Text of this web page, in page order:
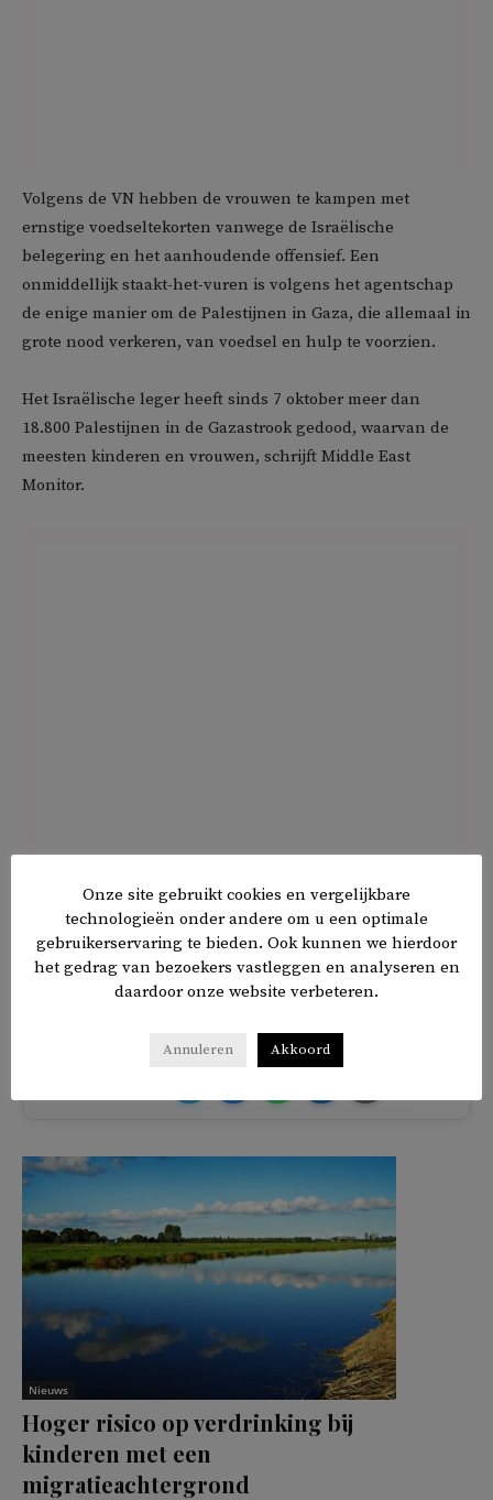
Volgens de VN hebben de vrouwen te kampen met
ernstige voedseltekorten vanwege de Israëlische
belegering en het aanhoudende offensief. Een
onmiddellijk staakt-het-vuren is volgens het agentschap
de enige manier om de Palestijnen in Gaza, die allemaal in
grote nood verkeren, van voedsel en hulp te voorzien.
Het Israëlische leger heeft sinds 7 oktober meer dan
18.800 Palestijnen in de Gazastrook gedood, waarvan de
meesten kinderen en vrouwen, schrijft Middle East
Monitor.
Het bezette Palestijnse gebied wordt al meer dan 16 jaar
belegerd door Israël en is in de greep van een ‘ongekende
humanitaire catastrofe’, aldus Middle East Monitor.
Nieuws
Hoger risico op verdrinking bij
kinderen met een
migratieachtergrond
Onze site gebruikt cookies en vergelijkbare
technologieën onder andere om u een optimale
gebruikerservaring te bieden. Ook kunnen we hierdoor
het gedrag van bezoekers vastleggen en analyseren en
daardoor onze website verbeteren.
Annuleren Akkoord